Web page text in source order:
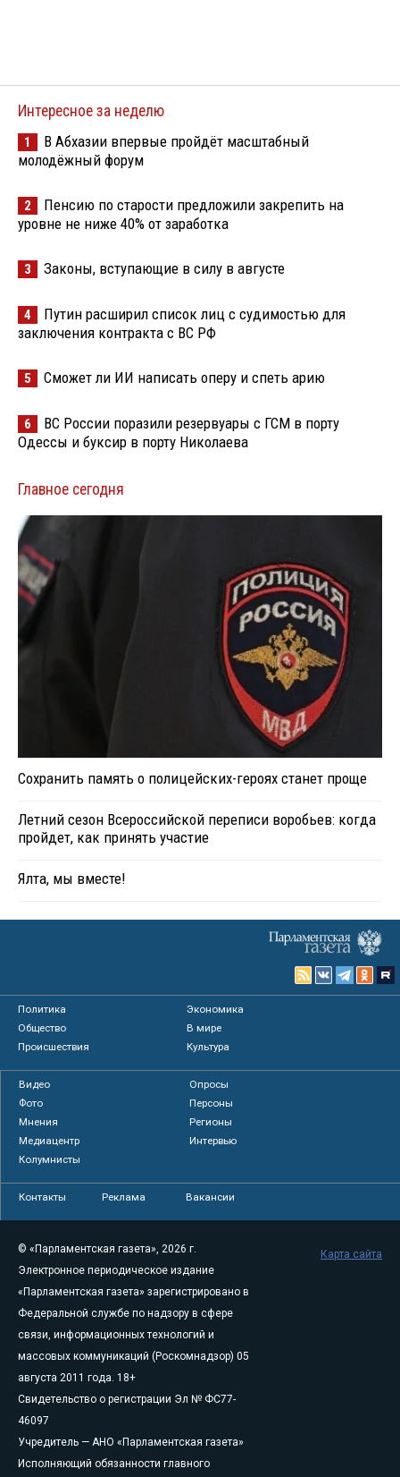
Интересное за неделю
1
В Абхазии впервые пройдёт масштабный
молодёжный форум
2
Пенсию по старости предложили закрепить на
уровне не ниже 40% от заработка
3 Законы, вступающие в силу в августе
4
Путин расширил список лиц с судимостью для
заключения контракта с ВС РФ
5 Сможет ли ИИ написать оперу и спеть арию
6
ВС России поразили резервуары с ГСМ в порту
Одессы и буксир в порту Николаева
Главное сегодня
Сохранить память о полицейских-героях станет проще
Летний сезон Всероссийской переписи воробьев: когда
пройдет, как принять участие
Ялта, мы вместе!
Политика
Экономика
Общество
В мире
Происшествия
Культура
Видео
Опросы
Фото
Персоны
Мнения
Регионы
Медиацентр
Интервью
Колумнисты
Контакты Реклама Вакансии
© «Парламентская газета», 2026 г.
Электронное периодическое издание
«Парламентская газета» зарегистрировано в
Федеральной службе по надзору в сфере
связи, информационных технологий и
массовых коммуникаций (Роскомнадзор) 05
августа 2011 года. 18+
Свидетельство о регистрации Эл № ФС77-
46097
Учредитель — АНО «Парламентская газета»
Исполняющий обязанности главного
Карта сайта